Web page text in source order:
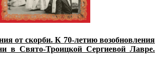
от скорби. К 70-летию возобновления
в Свято-Троицкой Сергиевой Лавре.